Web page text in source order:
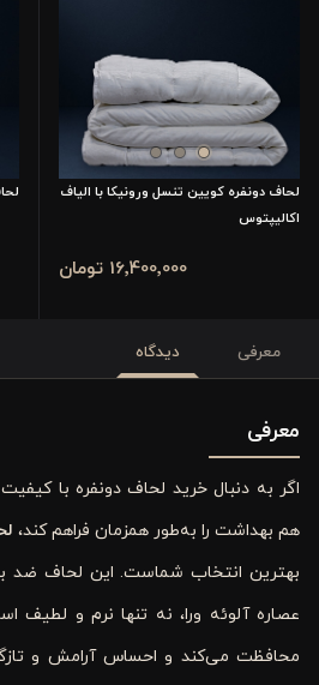
لحاف دونفره کویین تنسل ورونیکا با الیاف
اکالیپتوس
16٬400٬000 تومان
معرفی دیدگاه
معرفی
اگر به دنبال خرید لحاف دونفره با
هم بهداشت را به‌طور همزمان فراهم کند،
بهترین انتخاب شماست. این لحاف ضد
عصاره آلوئه ورا، نه تنها نرم و لطیف
محافظت می‌کند و احساس آرامش و